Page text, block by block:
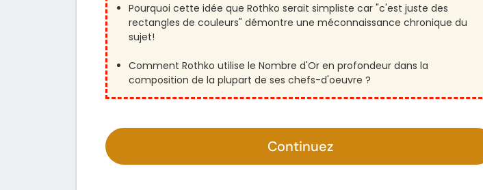
Pourquoi cette idée que Rothko serait simpliste car "c'est juste des
rectangles de couleurs" démontre une méconnaissance chronique du
sujet!
Comment Rothko utilise le Nombre d'Or en profondeur dans la
composition de la plupart de ses chefs-d'oeuvre ?
Continuez